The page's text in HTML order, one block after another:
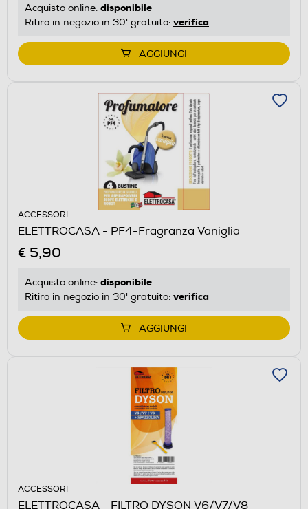
Acquisto online: disponibile
Ritiro in negozio in 30' gratuito: verifica
AGGIUNGI
ACCESSORI
ELETTROCASA - PF4-Fragranza Vaniglia
€ 5,90
Acquisto online: disponibile
Ritiro in negozio in 30' gratuito: verifica
AGGIUNGI
ACCESSORI
ELETTROCASA - FILTRO DYSON V6/V7/V8